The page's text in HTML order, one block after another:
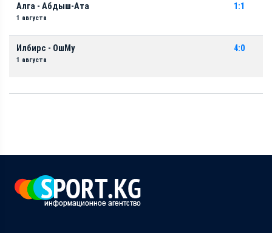
Алга - Абдыш-Ата
1 августа
1:1
Илбирс - ОшМу
1 августа
4:0